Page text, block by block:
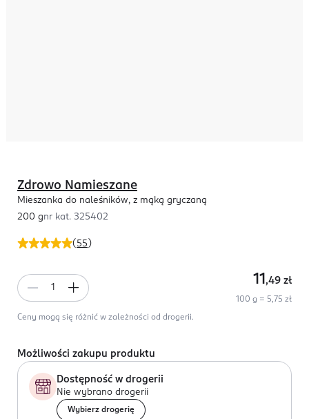
( 55 )
Zdrowo Namieszane
Mieszanka do naleśników, z mąką gryczaną
200 gnr kat. 325402
11 ,49 zł
100 g = 5,75 zł
Ceny mogą się różnić w zależności od drogerii.
Możliwości zakupu produktu
Dostępność w drogerii
Nie wybrano drogerii
Wybierz drogerię